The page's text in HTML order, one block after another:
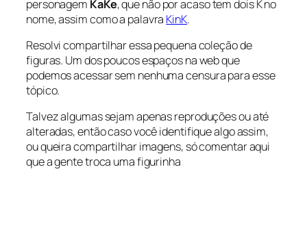
personagem KaKe, que não por acaso tem dois K no
nome, assim como a palavra KinK.
Resolvi compartilhar essa pequena coleção de
figuras. Um dos poucos espaços na web que
podemos acessar sem nenhuma censura para esse
tópico.
Talvez algumas sejam apenas reproduções ou até
alteradas, então caso você identifique algo assim,
ou queira compartilhar imagens, só comentar aqui
que a gente troca uma figurinha